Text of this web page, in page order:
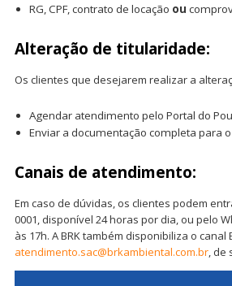
RG, CPF, contrato de locação ou
Alteração de titularidade:
Os clientes que desejarem realizar a
Agendar atendimento pelo Portal do
Enviar a documentação completa para
Canais de atendimento:
Em caso de dúvidas, os clientes podem
0001, disponível 24 horas por dia, ou pelo
às 17h. A BRK também disponibiliza o canal
atendimento.sac@brkambiental.com.br, de